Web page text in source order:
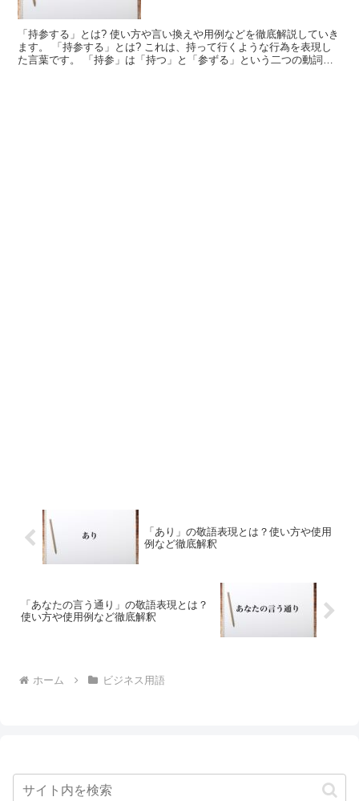
「持参する」とは? 使い方や言い換えや用例などを徹底解説していき
ます。 「持参する」とは? これは、持って行くような行為を表現し
た言葉です。 「持参」は「持つ」と「参ずる」という二つの動詞で
「あり」の敬語表現とは？使い方や使用
例など徹底解釈
「あなたの言う通り」の敬語表現とは？
使い方や使用例など徹底解釈
ホーム ビジネス用語